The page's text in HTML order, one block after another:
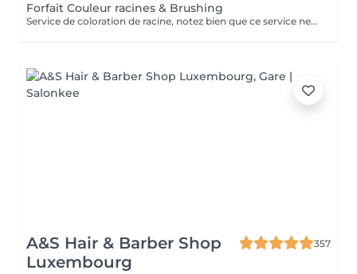
Forfait Couleur racines & Brushing
Service de coloration de racine, notez bien que ce service ne permet pas d‘effectuer d’importants éclaircissements tel qu‘un balayage ou des mèches.
A&S Hair & Barber Shop
Luxembourg
357